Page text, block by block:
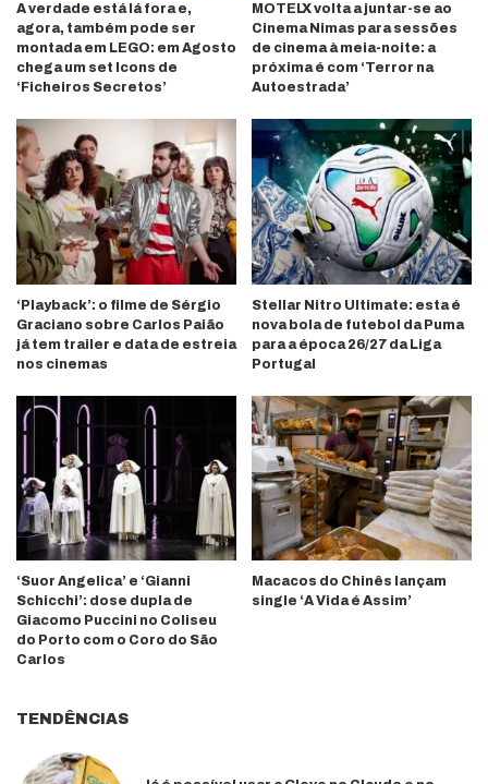
A verdade está lá fora e,
agora, também pode ser
montada em LEGO: em Agosto
chega um set Icons de
‘Ficheiros Secretos’
MOTELX volta a juntar-se ao
Cinema Nimas para sessões
de cinema à meia-noite: a
próxima é com ‘Terror na
Autoestrada’
‘Playback’: o filme de Sérgio
Graciano sobre Carlos Paião
já tem trailer e data de estreia
nos cinemas
Stellar Nitro Ultimate: esta é
nova bola de futebol da Puma
para a época 26/27 da Liga
Portugal
‘Suor Angelica’ e ‘Gianni
Schicchi’: dose dupla de
Giacomo Puccini no Coliseu
do Porto com o Coro do São
Carlos
Macacos do Chinês lançam
single ‘A Vida é Assim’
TENDÊNCIAS